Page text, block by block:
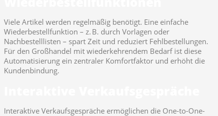
Viele Artikel werden regelmäßig benötigt. Eine einfache
Wiederbestellfunktion – z. B. durch Vorlagen oder
Nachbestelllisten – spart Zeit und reduziert Fehlbestellungen.
Für den Großhandel mit wiederkehrendem Bedarf ist diese
Automatisierung ein zentraler Komfortfaktor und erhöht die
Kundenbindung.
Interaktive Verkaufsgespräche ermöglichen die One-to-One-